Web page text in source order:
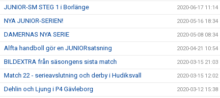
JUNIOR-SM STEG 1 i Borlänge 2020-06-17 11:14
NYA JUNIOR-SERIEN! 2020-05-16 18:34
DAMERNAS NYA SERIE 2020-05-08 08:34
Alfta handboll gör en JUNIORsatsning 2020-04-21 10:54
BILDEXTRA från säsongens sista match 2020-03-15 21:03
Match 22 - serieavslutning och derby i Hudiksvall 2020-03-15 12:02
Dehlin och Ljung i P4 Gävleborg 2020-03-12 15:38